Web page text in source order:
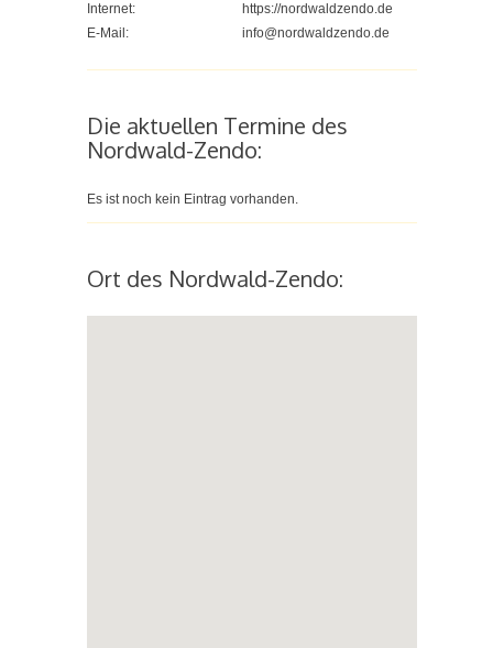
Internet:
https://nordwaldzendo.de
E-Mail:
info@nordwaldzendo.de
Die aktuellen Termine des
Nordwald-Zendo:
Es ist noch kein Eintrag vorhanden.
Ort des Nordwald-Zendo: